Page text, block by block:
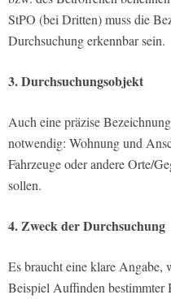
StPO (bei Dritten) muss die
Durchsuchung erkennbar sein.
3. Durchsuchungsobjekt
Auch eine präzise
notwendig: Wohnung und
Fahrzeuge oder andere Orte/
sollen.
4. Zweck der Durchsuchung
Es braucht eine klare Angabe,
Beispiel Auffinden bestimmter